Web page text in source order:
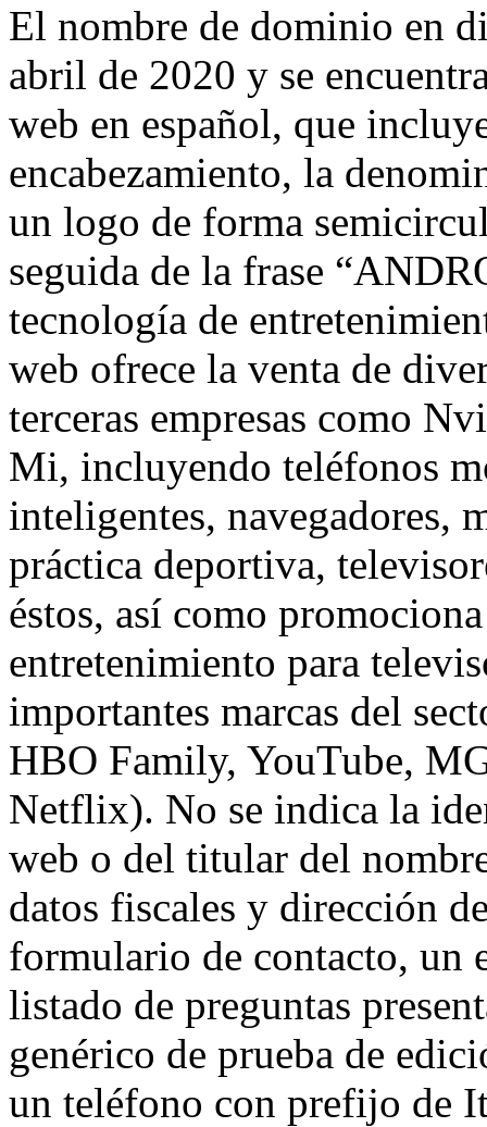
El nombre de dominio en
abril de 2020 y se
web en español, que
encabezamiento, la
un logo de forma
seguida de la frase
tecnología de
web ofrece la venta de
terceras empresas como
Mi, incluyendo teléfonos
inteligentes, navegadores,
práctica deportiva,
éstos, así como
entretenimiento para
importantes marcas del
HBO Family, YouTube,
Netflix). No se indica la
web o del titular del
datos fiscales y dirección
formulario de contacto, un
listado de preguntas
genérico de prueba de
un teléfono con prefijo de